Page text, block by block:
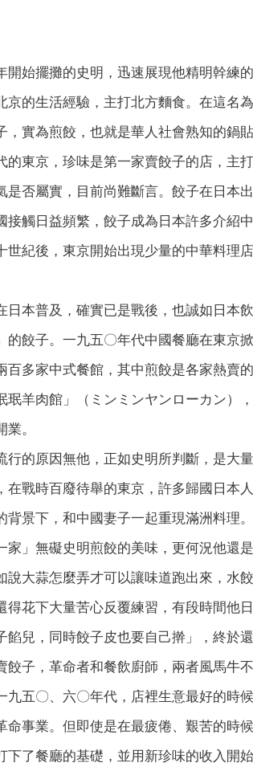
開始擺攤的史明，迅速展現他精明幹練
京的生活經驗，主打北方麵食。在這名
，實為煎餃，也就是華人社會熟知的鍋
的東京，珍味是第一家賣餃子的店，主
是否屬實，目前尚難斷言。餃子在日本
接觸日益頻繁，餃子成為日本許多介紹
世紀後，東京開始出現少量的中華料理
日本普及，確實已是戰後，也誠如日本
的餃子。一九五〇年代中國餐廳在東
百多家中式餐館，其中煎餃是各家熱賣
珉羊肉館」（ミンミンヤンローカン）
業。
行的原因無他，正如史明所判斷，是大
在戰時百廢待舉的東京，許多歸國日本
背景下，和中國妻子一起重現滿洲料理。
家」無礙史明煎餃的美味，更何況他還
說大蒜怎麼弄才可以讓味道跑出來，水
得花下大量苦心反覆練習，有段時間他
餡兒，同時餃子皮也要自己擀」，終於
餃子，革命者和餐飲廚師，兩者風馬牛
九五〇、六〇年代，店裡生意最好的時
命事業。但即使是在最疲倦、艱苦的時
下了餐廳的基礎，並用新珍味的收入開